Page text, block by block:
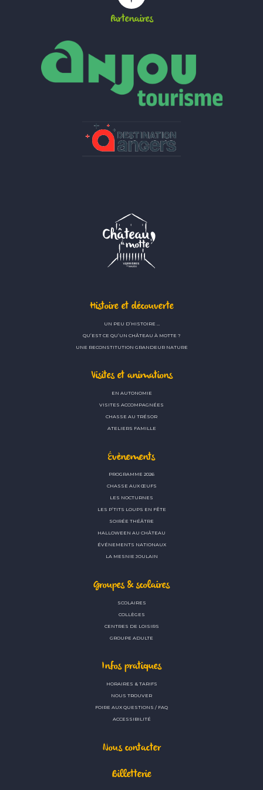
Partenaires
Histoire et découverte
UN PEU D’HISTOIRE …
QU’EST CE QU’UN CHÂTEAU À MOTTE ?
UNE RECONSTITUTION GRANDEUR NATURE
Visites et animations
EN AUTONOMIE
VISITES ACCOMPAGNÉES
CHASSE AU TRÉSOR
ATELIERS FAMILLE
Évènements
PROGRAMME 2026
CHASSE AUX ŒUFS
LES NOCTURNES
LES P’TITS LOUPS EN FÊTE
SOIRÉE THÉÂTRE
HALLOWEEN AU CHÂTEAU
ÉVÉNEMENTS NATIONAUX
LA MESNIE JOULAIN
Groupes & scolaires
SCOLAIRES
COLLÈGES
CENTRES DE LOISIRS
GROUPE ADULTE
Infos pratiques
HORAIRES & TARIFS
NOUS TROUVER
FOIRE AUX QUESTIONS / FAQ
ACCESSIBILITÉ
Nous contacter
Billetterie